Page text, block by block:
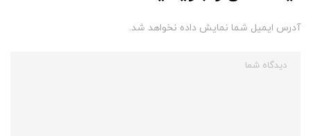
آدرس ایمیل شما نمایش داده نخواهد شد.